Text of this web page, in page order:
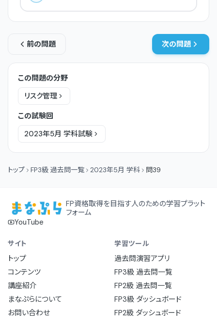
前の問題 次の問題
この問題の分野
リスク管理
この試験回
2023年5月 学科試験
トップ FP3級 過去問一覧 2023年5月 学科 問39
FP資格取得を目指す人のための学習プラット
フォーム
YouTube
サイト
トップ
コンテンツ
講座紹介
まなぷらについて
お問い合わせ
学習ツール
過去問演習アプリ
FP3級 過去問一覧
FP2級 過去問一覧
FP3級 ダッシュボード
FP2級 ダッシュボード